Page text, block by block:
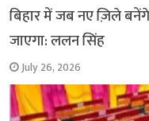
बिहार में जब नए ज़िले
जाएगा: ललन सिंह
July 26, 2026